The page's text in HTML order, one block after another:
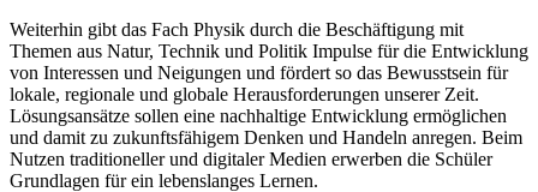
Weiterhin gibt das Fach Physik durch die Beschäftigung mit
Themen aus Natur, Technik und Politik Impulse für die Entwicklung
von Interessen und Neigungen und fördert so das Bewusstsein für
lokale, regionale und globale Herausforderungen unserer Zeit.
Lösungsansätze sollen eine nachhaltige Entwicklung ermöglichen
und damit zu zukunftsfähigem Denken und Handeln anregen. Beim
Nutzen traditioneller und digitaler Medien erwerben die Schüler
Grundlagen für ein lebenslanges Lernen.